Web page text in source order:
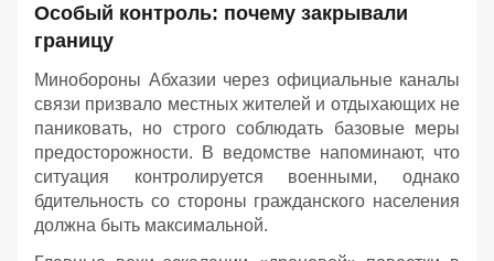
Особый контроль: почему закрывали
границу
Минобороны Абхазии через официальные каналы
связи призвало местных жителей и отдыхающих не
паниковать, но строго соблюдать базовые меры
предосторожности. В ведомстве напоминают, что
ситуация контролируется военными, однако
бдительность со стороны гражданского населения
должна быть максимальной.